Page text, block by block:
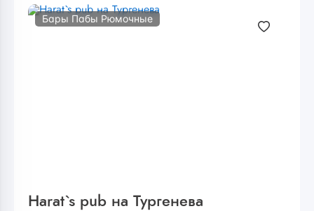
Бары Пабы Рюмочные
Harat`s pub на Тургенева